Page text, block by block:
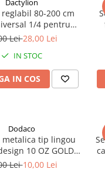
Dactylion
80-200 cm
1/4 pentru
Lei28,00 Lei
IN STOC
IN COS
Dodaco
metalica tip lingou
10 OZ GOLD,
finisaj auriu
Lei10,00 Lei